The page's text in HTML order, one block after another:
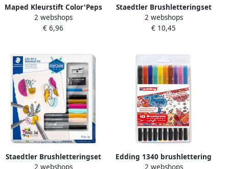
Maped Kleurstift Color'Peps
Ocean doos Ã 48 kleuren
2 webshops
€ 6,96
Staedtler Brushletteringset
Design Journey 9-delige set
2 webshops
€ 10,45
Staedtler Brushletteringset
2 webshops
Edding 1340 brushlettering
2 webshops